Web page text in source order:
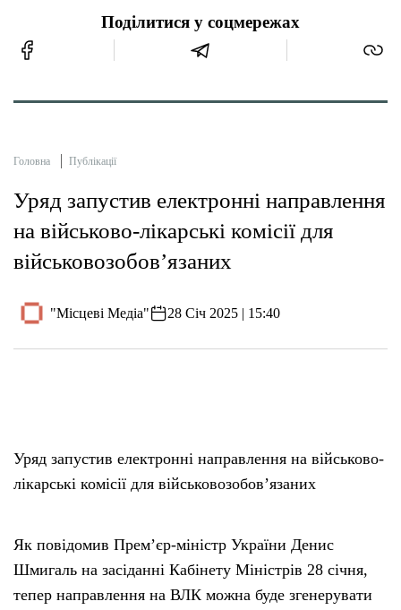
Поділитися у соцмережах
Головна Публікації
Уряд запустив електронні направлення
на військово-лікарські комісії для
військовозобов’язаних
"Місцеві Медіа" 28 Січ 2025 | 15:40
Уряд запустив електронні направлення на військово-
лікарські комісії для військовозобов’язаних
Як повідомив Прем’єр-міністр України Денис
Шмигаль на засіданні Кабінету Міністрів 28 січня,
тепер направлення на ВЛК можна буде згенерувати